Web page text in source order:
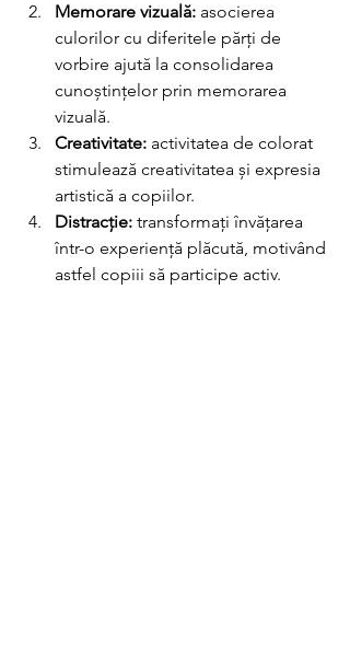
Memorare vizuală: asocierea
culorilor cu diferitele părți de
vorbire ajută la consolidarea
cunoștințelor prin memorarea
vizuală.
Creativitate: activitatea de colorat
stimulează creativitatea și expresia
artistică a copiilor.
Distracție: transformați învățarea
într-o experiență plăcută, motivând
astfel copiii să participe activ.